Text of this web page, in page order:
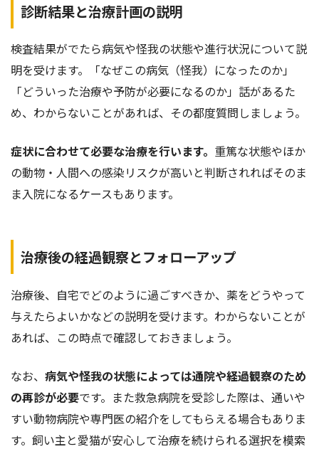
診断結果と治療計画の説明
検査結果がでたら病気や怪我の状態や進行状況について説
明を受けます。「なぜこの病気（怪我）になったのか」
「どういった治療や予防が必要になるのか」話があるた
め、わからないことがあれば、その都度質問しましょう。
症状に合わせて必要な治療を行います。 重篤な状態やほか
の動物・人間への感染リスクが高いと判断されればそのま
ま入院になるケースもあります。
治療後の経過観察とフォローアップ
治療後、自宅でどのように過ごすべきか、薬をどうやって
与えたらよいかなどの説明を受けます。わからないことが
あれば、この時点で確認しておきましょう。
なお、 病気や怪我の状態によっては通院や経過観察のため
の再診が必要です。また救急病院を受診した際は、通いや
すい動物病院や専門医の紹介をしてもらえる場合もありま
す。飼い主と愛猫が安心して治療を続けられる選択を模索